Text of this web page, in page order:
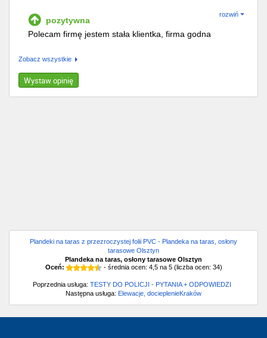
pozytywna
rozwiń
Polecam firmę jestem stała klientka, firma godna
ręki
Zobacz wszystkie
Wystaw opinię
Plandeki na taras z przezroczystej folii PVC - Plandeka na taras, osłony
tarasowe Olsztyn
Plandeka na taras, osłony tarasowe Olsztyn
Oceń:
- średnia ocen: 4,5na 5(liczba ocen: 34)
Poprzednia usługa: TESTY DO POLICJI - PYTANIA + ODPOWIEDZI
Następna usługa: Elewacje, docieplenieKraków